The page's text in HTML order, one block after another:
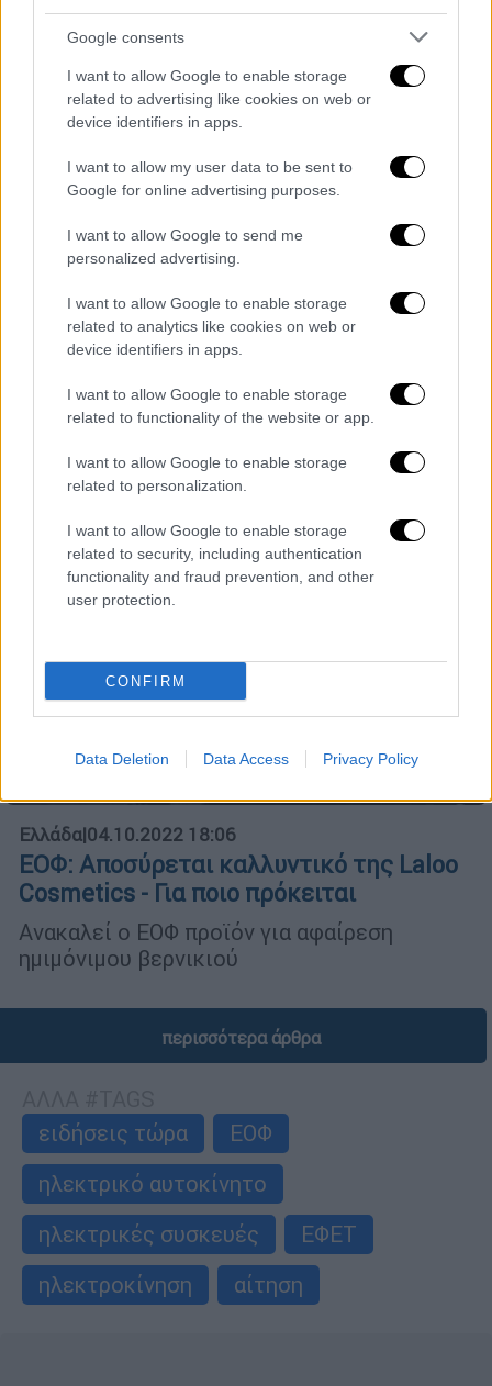
Google consents
I want to allow Google to enable storage
related to advertising like cookies on web or
device identifiers in apps.
I want to allow my user data to be sent to
Google for online advertising purposes.
I want to allow Google to send me
personalized advertising.
I want to allow Google to enable storage
related to analytics like cookies on web or
device identifiers in apps.
I want to allow Google to enable storage
related to functionality of the website or app.
I want to allow Google to enable storage
related to personalization.
I want to allow Google to enable storage
related to security, including authentication
functionality and fraud prevention, and other
user protection.
CONFIRM
Data Deletion Data Access Privacy Policy
| 15.02.2023 22:36
Viagra… τέλος για τους Ρώσους: Γιατί
αποσύρεται το δημοφιλές σκεύασμα
Τι ανακοίνωσε το υπουργείο Βιομηχανίας
της Ρωσίας
Ελλάδα|04.10.2022 18:06
ΕΟΦ: Αποσύρεται καλλυντικό της Laloo
Cosmetics - Για ποιο πρόκειται
Ανακαλεί ο ΕΟΦ προϊόν για αφαίρεση
ημιμόνιμου βερνικιού
περισσότερα άρθρα
ειδήσεις τώρα
ΕΟΦ
ηλεκτρικό αυτοκίνητο
ηλεκτρικές συσκευές
ΕΦΕΤ
ηλεκτροκίνηση
αίτηση